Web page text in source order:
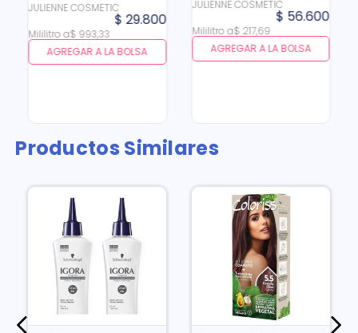
JULIENNE COSMETIC
$ 29.800
Mililitroa$ 993,33
AGREGAR A LA BOLSA
JULIENNE COSMETIC
$ 56.600
Mililitroa$ 217,69
AGREGAR A LA BOLSA
Productos Similares